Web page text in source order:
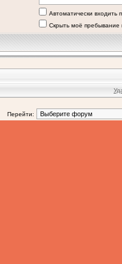
Автоматически входить
Скрыть моё пребывание
Перейти: